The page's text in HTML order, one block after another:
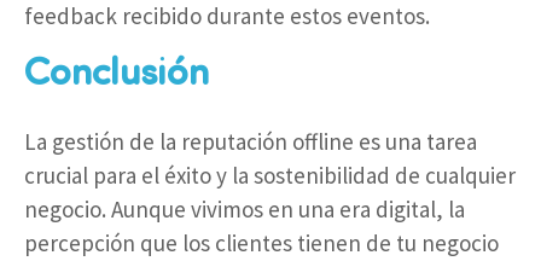
feedback recibido durante estos eventos.
Conclusión
La gestión de la reputación offline es una tarea
crucial para el éxito y la sostenibilidad de cualquier
negocio. Aunque vivimos en una era digital, la
percepción que los clientes tienen de tu negocio